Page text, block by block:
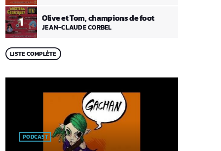
1 Olive et Tom, champions de foot
JEAN-CLAUDE CORBEL
LISTE COMPLÈTE
PODCAST